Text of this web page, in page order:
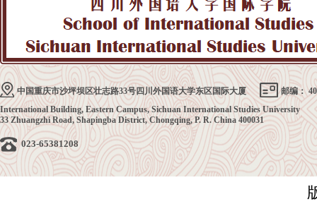
中国重庆市沙坪坝区壮志路33号四川外国语大学东区国际大厦
邮编：
International Building, Eastern Campus, Sichuan International Studies University
33 Zhuangzhi Road, Shapingba District, Chongqing, P. R. China 400031
023-65381208